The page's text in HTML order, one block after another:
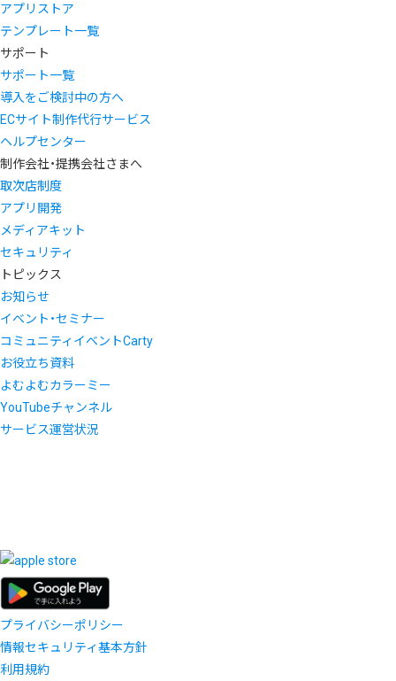
アプリストア
テンプレート一覧
サポート
サポート一覧
導入をご検討中の方へ
ECサイト制作代行サービス
ヘルプセンター
制作会社・提携会社さまへ
取次店制度
アプリ開発
メディアキット
セキュリティ
トピックス
お知らせ
イベント・セミナー
コミュニティイベントCarty
お役立ち資料
よむよむカラーミー
YouTubeチャンネル
サービス運営状況
プライバシーポリシー
情報セキュリティ基本方針
利用規約